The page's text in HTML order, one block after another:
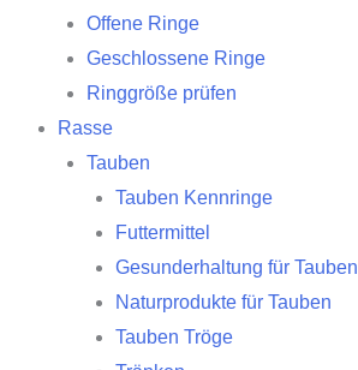
Offene Ringe
Geschlossene Ringe
Ringgröße prüfen
Rasse
Tauben
Tauben Kennringe
Futtermittel
Gesunderhaltung für Tauben
Naturprodukte für Tauben
Tauben Tröge